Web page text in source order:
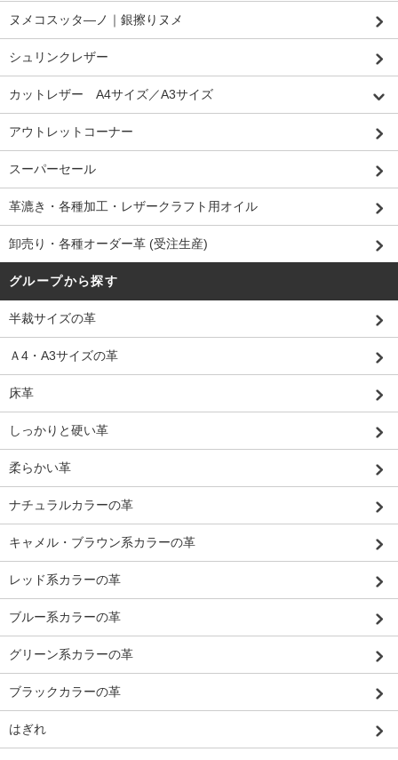
ヌメコスッタ―ノ｜銀擦りヌメ
シュリンクレザー
カットレザー A4サイズ／A3サイズ
アウトレットコーナー
スーパーセール
革漉き・各種加工・レザークラフト用オイル
卸売り・各種オーダー革 (受注生産)
グループから探す
半裁サイズの革
Ａ4・A3サイズの革
床革
しっかりと硬い革
柔らかい革
ナチュラルカラーの革
キャメル・ブラウン系カラーの革
レッド系カラーの革
ブルー系カラーの革
グリーン系カラーの革
ブラックカラーの革
はぎれ